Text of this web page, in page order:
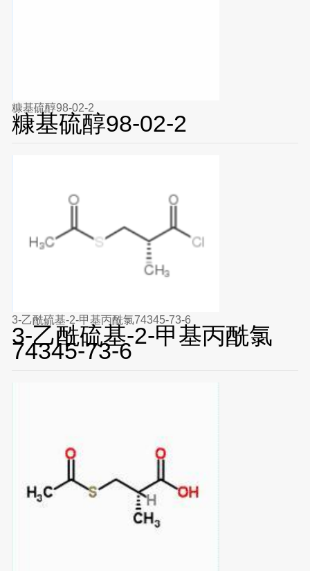
糠基硫醇98-02-2
糠基硫醇98-02-2
3-乙酰硫基-2-甲基丙酰氯74345-73-6
3-乙酰硫基-2-甲基丙酰氯
74345-73-6